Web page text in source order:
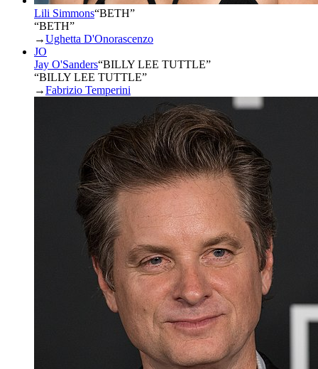
Lili Simmons“BETH”
“BETH”
→Ughetta D'Onorascenzo
JO
Jay O'Sanders“BILLY LEE TUTTLE”
“BILLY LEE TUTTLE”
→Fabrizio Temperini